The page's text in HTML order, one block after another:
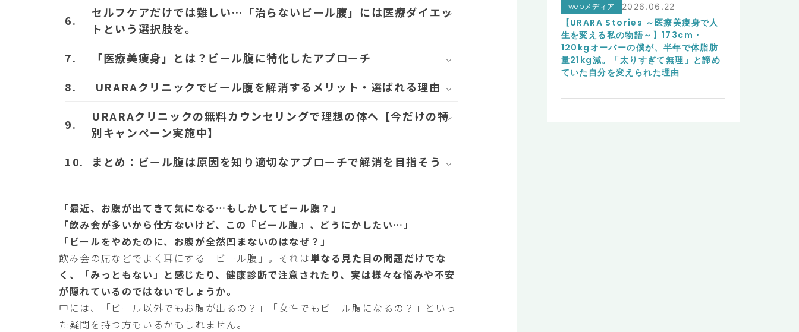
webメディア 2026.06.22
【URARA Stories ～医療美痩身で人
生を変える私の物語～】173cm・
120kgオーバーの僕が、半年で体脂肪
量21kg減。「太りすぎて無理」と諦め
ていた自分を変えられた理由
セルフケアだけでは難しい…「治らないビール腹」には医療ダイエッ
トという選択肢を。
「医療美痩身」とは？ビール腹に特化したアプローチ
URARAクリニックでビール腹を解消するメリット・選ばれる理由
URARAクリニックの無料カウンセリングで理想の体へ【今だけの特
別キャンペーン実施中】
まとめ：ビール腹は原因を知り適切なアプローチで解消を目指そう
「最近、お腹が出てきて気になる…もしかしてビール腹？」
「飲み会が多いから仕方ないけど、この『ビール腹』、どうにかしたい…」
「ビールをやめたのに、お腹が全然凹まないのはなぜ？」
飲み会の席などでよく耳にする「ビール腹」。それは単なる見た目の問題だけでな
く、「みっともない」と感じたり、健康診断で注意されたり、実は様々な悩みや不安
が隠れているのではないでしょうか。
中には、「ビール以外でもお腹が出るの？」「女性でもビール腹になるの？」といっ
た疑問を持つ方もいるかもしれません。